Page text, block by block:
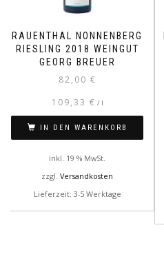
RAUENTHAL NONNENBERG
RIESLING 2018 WEINGUT
GEORG BREUER
82,00 €
109,33 € / l
IN DEN WARENKORB
inkl. 19 % MwSt.
zzgl. Versandkosten
Lieferzeit: 3-5 Werktage